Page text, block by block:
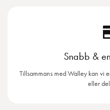
Snabb &
Tillsammans med Walley kan vi
eller